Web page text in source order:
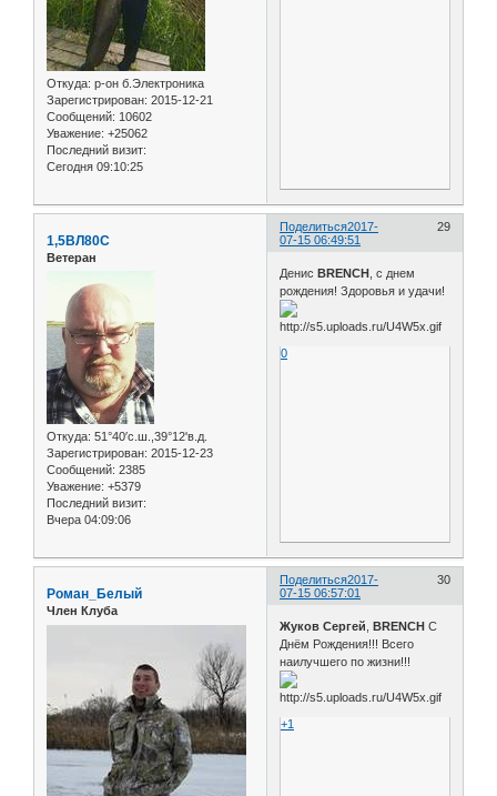
Откуда: р-он б.Электроника
Зарегистрирован: 2015-12-21
Сообщений: 10602
Уважение: +25062
Последний визит:
Сегодня 09:10:25
Поделиться 29
2017-
07-15 06:49:51
1,5ВЛ80С
Ветеран
Откуда: 51°40′с.ш.,39°12'в.д.
Зарегистрирован: 2015-12-23
Сообщений: 2385
Уважение: +5379
Последний визит:
Вчера 04:09:06
ДенисBRENCH , с днем
рождения! Здоровья и удачи!
0
Поделиться 30
2017-
07-15 06:57:01
Роман_Белый
Член Клуба
Жуков Сергей BRENCH С
Днём Рождения!!! Всего
наилучшего по жизни!!!
+1